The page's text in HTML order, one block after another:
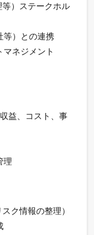
）ステークホル
等）との連携
ネジメント
益、コスト、事
理
ク情報の整理）